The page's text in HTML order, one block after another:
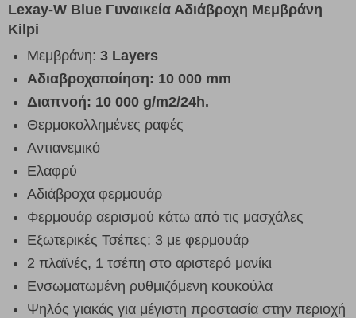
Lexay-W Blue Γυναικεία Αδιάβροχη Μεμβράνη
Kilpi
Μεμβράνη: 3 Layers
Αδιαβροχοποίηση: 10 000 mm
Διαπνοή: 10 000 g/m2/24h.
Θερμοκολλημένες ραφές
Αντιανεμικό
Ελαφρύ
Αδιάβροχα φερμουάρ
Φερμουάρ αερισμού κάτω από τις μασχάλες
Εξωτερικές Τσέπες: 3 με φερμουάρ
2 πλαϊνές, 1 τσέπη στο αριστερό μανίκι
Ενσωματωμένη ρυθμιζόμενη κουκούλα
Ψηλός γιακάς για μέγιστη προστασία στην περιοχή